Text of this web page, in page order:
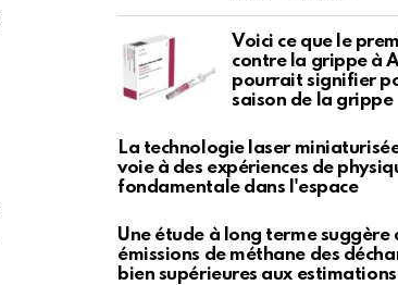
Voici ce que le
contre la grippe à
pourrait signifier
saison de la grippe
La technologie laser
voie à des expériences de
fondamentale dans l'espace
Une étude à long terme suggère
émissions de méthane des
bien supérieures aux estimations